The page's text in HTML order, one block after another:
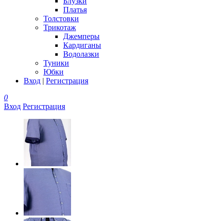
Платья
Толстовки
Трикотаж
Джемперы
Кардиганы
Водолазки
Туники
Юбки
Вход | Регистрация
0
Вход Регистрация